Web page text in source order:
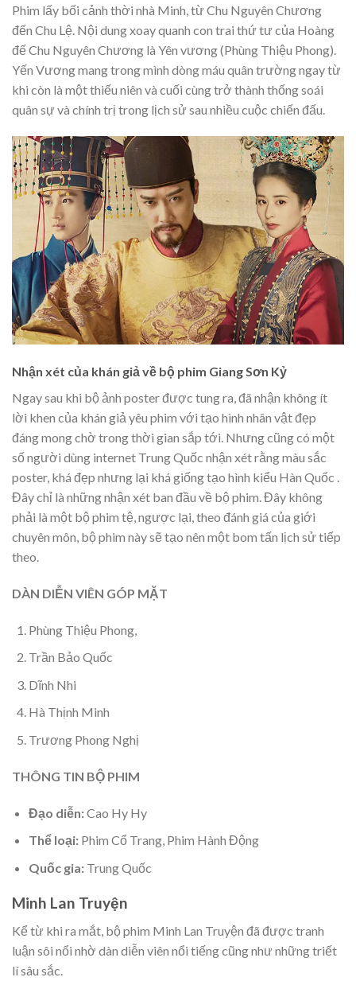
Phim lấy bối cảnh thời nhà Minh, từ Chu Nguyên Chương
đến Chu Lệ. Nội dung xoay quanh con trai thứ tư của Hoàng
đế Chu Nguyên Chương là Yên vương (Phùng Thiệu Phong).
Yến Vương mang trong mình dòng máu quân trường ngay từ
khi còn là một thiếu niên và cuối cùng trở thành thống soái
quân sự và chính trị trong lịch sử sau nhiều cuộc chiến đấu.
Nhận xét của khán giả về bộ phim Giang Sơn Kỷ
Ngay sau khi bộ ảnh poster được tung ra, đã nhận không ít
lời khen của khán giả yêu phim với tạo hình nhân vật đẹp
đáng mong chờ trong thời gian sắp tới. Nhưng cũng có một
số người dùng internet Trung Quốc nhận xét rằng màu sắc
poster, khá đẹp nhưng lại khá giống tạo hình kiểu Hàn Quốc .
Đây chỉ là những nhận xét ban đầu về bộ phim. Đây không
phải là một bộ phim tệ, ngược lại, theo đánh giá của giới
chuyên môn, bộ phim này sẽ tạo nên một bom tấn lịch sử tiếp
theo.
DÀN DIỄN VIÊN GÓP MẶT
Phùng Thiệu Phong,
Trần Bảo Quốc
Dĩnh Nhi
Hà Thịnh Minh
Trương Phong Nghị
THÔNG TIN BỘ PHIM
Đạo diễn:Cao Hy Hy
Thể loại:Phim Cổ Trang, Phim Hành Động
Quốc gia:Trung Quốc
Minh Lan Truyện
Kể từ khi ra mắt, bộ phim Minh Lan Truyện đã được tranh
luận sôi nổi nhờ dàn diễn viên nổi tiếng cũng như những triết
lí sâu sắc.